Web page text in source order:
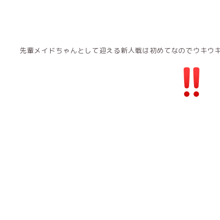
先輩メイドちゃんとして迎える新人戦は初めてなのでウキウ